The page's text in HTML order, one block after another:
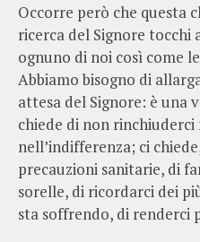
Occorre però che questa
ricerca del Signore
ognuno di noi così come
Abbiamo bisogno di
attesa del Signore: è una
chiede di non
nell’indifferenza; ci
precauzioni sanitarie, di
sorelle, di ricordarci dei
sta soffrendo, di renderci